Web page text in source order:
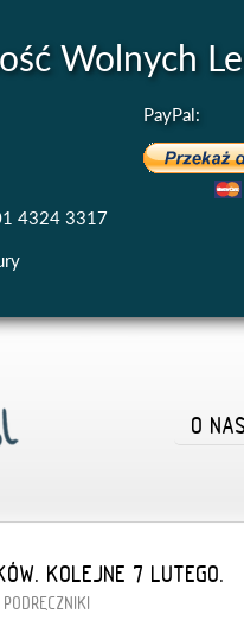
Wolnych
4324 3317
PayPal:
O
KOLEJNE 7 LUTEGO.